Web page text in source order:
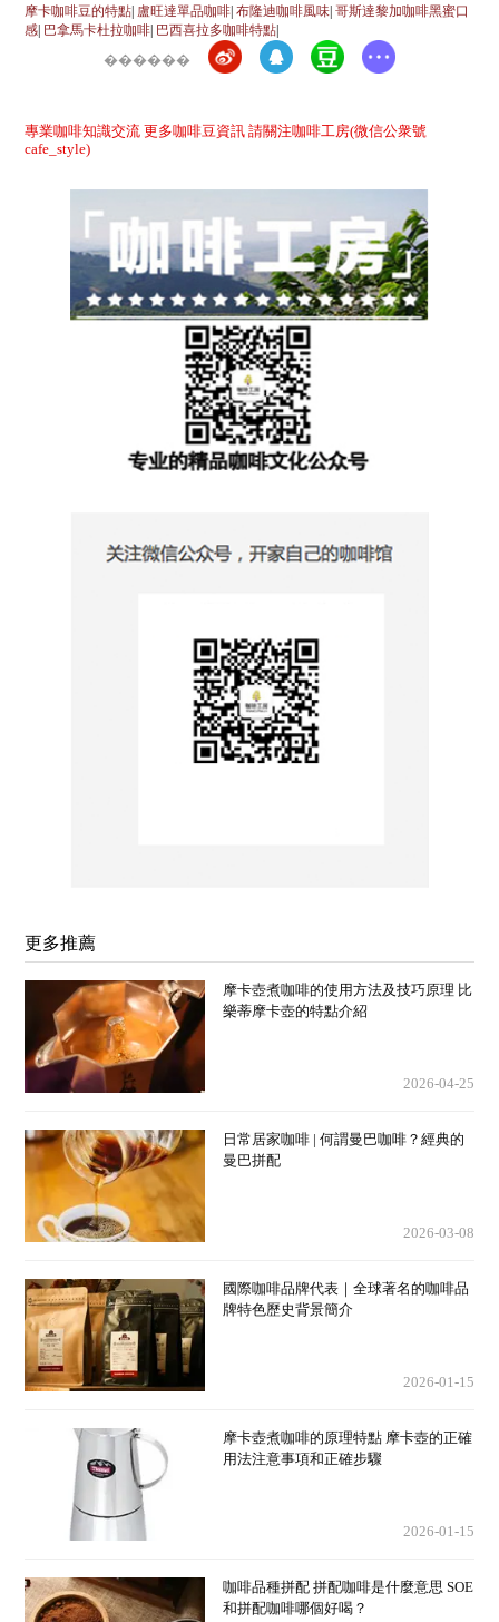
摩卡咖啡豆的特點 盧旺達單品咖啡 |布隆迪咖啡風味 |哥斯達黎加咖啡黑蜜口
感 巴拿馬卡杜拉咖啡 巴西喜拉多咖啡特點
������
專業咖啡知識交流 更多咖啡豆資訊 請關注咖啡工房(微信公衆號
cafe_style)
更多推薦
摩卡壺煮咖啡的使用方法及技巧原理 比
樂蒂摩卡壺的特點介紹
2026-04-25
日常居家咖啡 | 何謂曼巴咖啡？經典的
曼巴拼配
2026-03-08
國際咖啡品牌代表｜全球著名的咖啡品
牌特色歷史背景簡介
2026-01-15
摩卡壺煮咖啡的原理特點 摩卡壺的正確
用法注意事項和正確步驟
2026-01-15
咖啡品種拼配 拼配咖啡是什麼意思 SOE
和拼配咖啡哪個好喝？